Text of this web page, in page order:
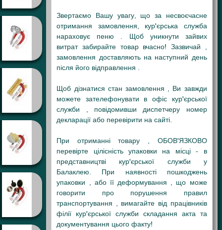
Звертаємо Вашу увагу, що за несвоєчасне
отримання замовлення, кур'єрська служба
нараховує пеню . Щоб уникнути зайвих
витрат забирайте товар вчасно! Зазвичай ,
замовлення доставляють на наступний день
після його відправлення .
Щоб дізнатися стан замовлення , Ви завжди
можете зателефонувати в офіс кур'єрської
служби , повідомивши диспетчеру номер
декларації або перевірити на сайті.
При отриманні товару , ОБОВ'ЯЗКОВО
перевірте цілісність упаковки на місці - в
представництві кур'єрської служби у
Балаклею. При наявності пошкоджень
упаковки , або її деформування , що може
говорити про порушення правил
транспортування , вимагайте від працівників
філії кур'єрської служби складання акта та
документування цього факту!